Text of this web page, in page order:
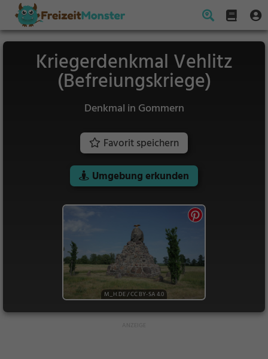
Kriegerdenkmal Vehlitz
(Befreiungskriege)
Denkmal in Gommern
Favorit speichern
Umgebung erkunden
M_H.DE/CC BY-SA 4.0